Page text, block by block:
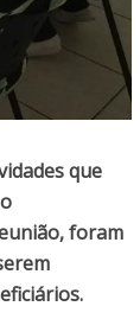
que
foram